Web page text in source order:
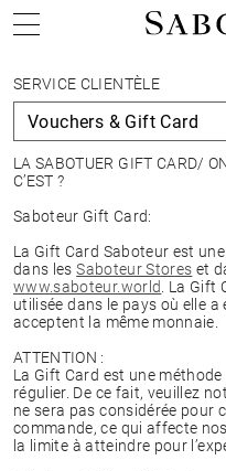
SERVICE CLIENTÈLE
LA SABOTUER GIFT CARD/
C’EST ?
Saboteur Gift Card:
La Gift Card Saboteur est
dans lesSaboteur Stores et
www.saboteur.world
. La
utilisée dans le pays où elle
acceptent la même monnaie.
ATTENTION :
La Gift Card est une
régulier. De ce fait, veuillez
ne sera pas considérée pour
commande, ce qui affecte
la limite à atteindre pour